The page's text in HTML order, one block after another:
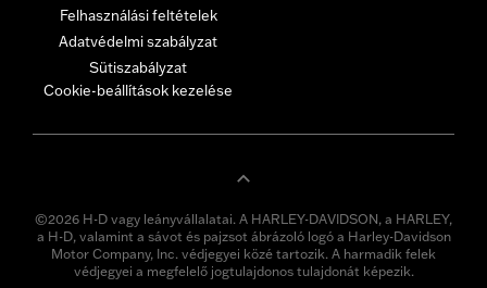
Felhasználási feltételek
Adatvédelmi szabályzat
Sütiszabályzat
Cookie-beállítások kezelése
©2026 H-D vagy leányvállalatai. A HARLEY-DAVIDSON, a HARLEY,
a H-D, valamint a sávot és pajzsot ábrázoló logó a Harley-Davidson
Motor Company, Inc. védjegyei közé tartozik. A harmadik felek
védjegyei a megfelelő jogtulajdonos tulajdonát képezik.